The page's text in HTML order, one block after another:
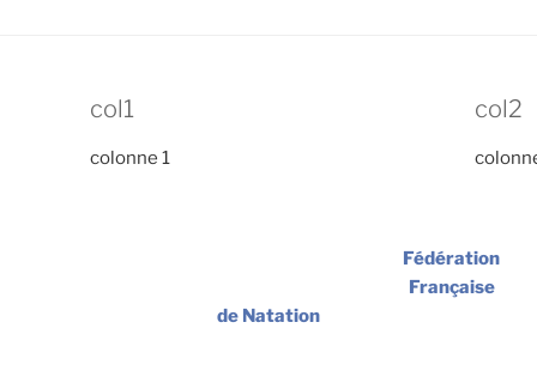
col1
colonne 1
col2
Fédération
Française
de Natation